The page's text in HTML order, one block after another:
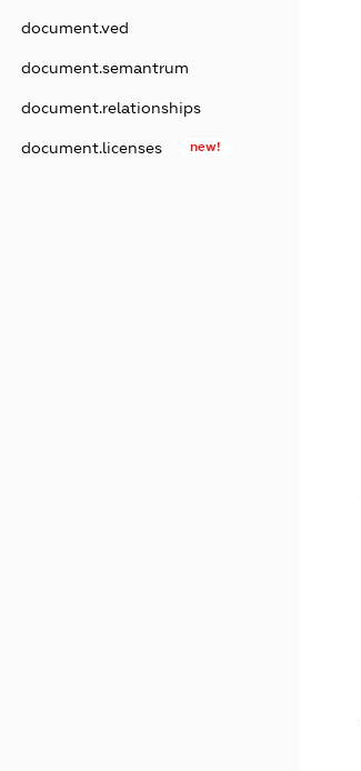
document.ved
document.semantrum
document.relationships
document.licenses new!